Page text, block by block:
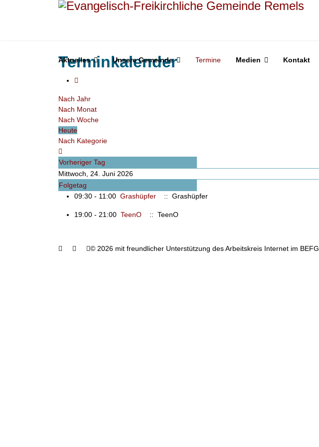
Aktuelles Unsere Gemeinde Termine Medien Kontakt
Terminkalender
Nach Jahr
Nach Monat
Nach Woche
Heute
Nach Kategorie
Vorheriger Tag
Mittwoch, 24. Juni 2026
Folgetag
09:30 - 11:00 Grashüpfer :: Grashüpfer
19:00 - 21:00 TeenO :: TeenO
© 2026 mit freundlicher Unterstützung des Arbeitskreis Internet im BEFG